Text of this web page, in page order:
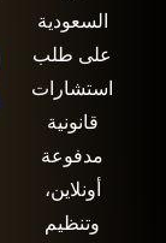
السعودية
على طلب
استشارات
قانونية
مدفوعة
أونلاين،
وتنظيم